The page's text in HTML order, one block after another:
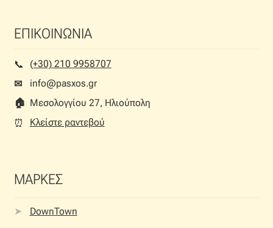
ΕΠΙΚΟΙΝΩΝΙΑ
📞︎
(+30) 210 9958707
✉
info@pasxos.gr
🏠︎ Μεσολογγίου 27, Ηλιούπολη
⏰︎
Κλείστε ραντεβού
ΜΑΡΚΕΣ
DownTown